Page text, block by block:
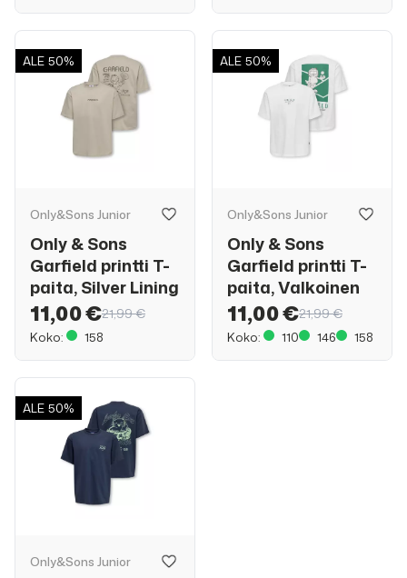
ALE 50%
Only&Sons Junior
Only & Sons
Garfield printti T-
paita, Silver Lining
11,00 €21,99 €
Koko:
158
ALE 50%
Only&Sons Junior
Only & Sons
Garfield printti T-
paita, Valkoinen
11,00 €21,99 €
Koko:
110 146 158
ALE 50%
Only&Sons Junior